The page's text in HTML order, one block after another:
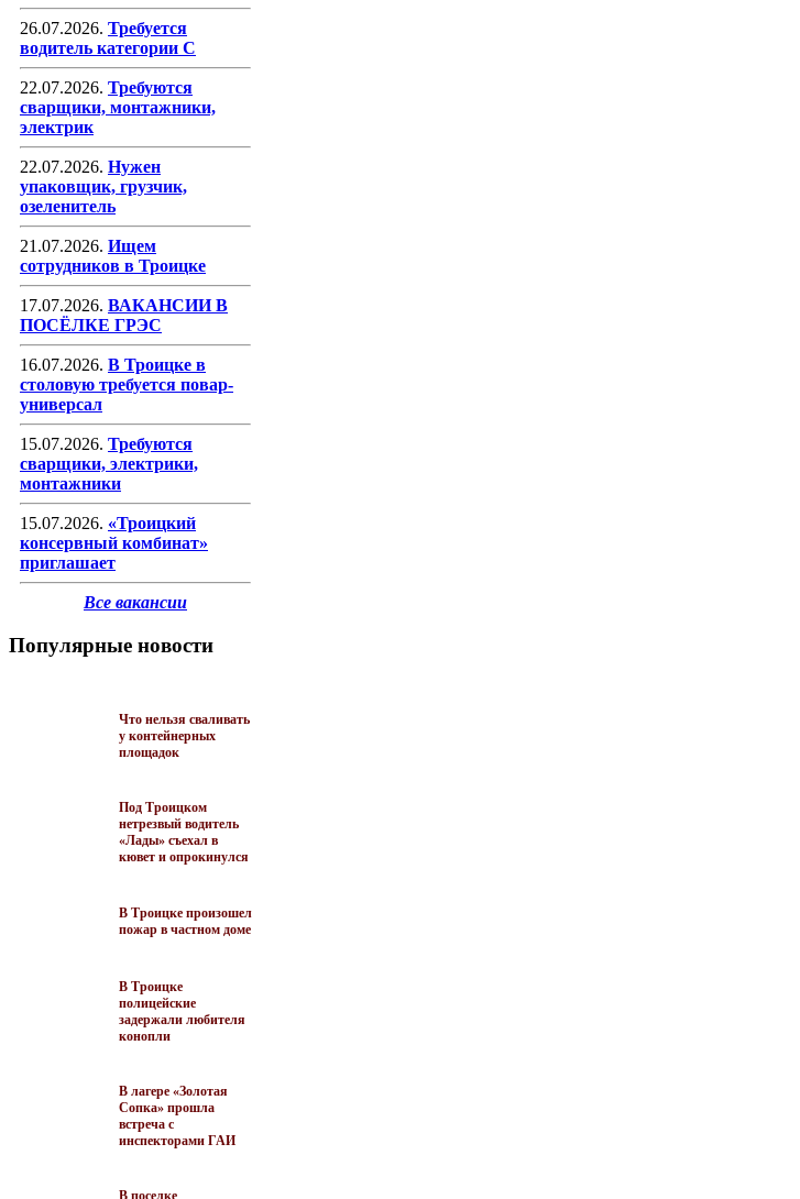
26.07.2026. Требуется
водитель категории С
22.07.2026. Требуются
сварщики, монтажники,
электрик
22.07.2026. Нужен
упаковщик, грузчик,
озеленитель
21.07.2026. Ищем
сотрудников в Троицке
17.07.2026. ВАКАНСИИ В
ПОСЁЛКЕ ГРЭС
16.07.2026. В Троицке в
столовую требуется повар-
универсал
15.07.2026. Требуются
сварщики, электрики,
монтажники
15.07.2026. «Троицкий
консервный комбинат»
приглашает
Все вакансии
Популярные новости
Что нельзя сваливать
у контейнерных
площадок
Под Троицком
нетрезвый водитель
«Лады» съехал в
кювет и опрокинулся
В Троицке произошел
пожар в частном доме
В Троицке
полицейские
задержали любителя
конопли
В лагере «Золотая
Сопка» прошла
встреча с
инспекторами ГАИ
В поселке